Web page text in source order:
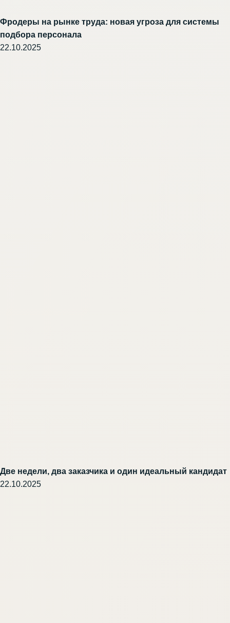
Фродеры на рынке труда: новая угроза для системы
подбора персонала
22.10.2025
Две недели, два заказчика и один идеальный кандидат
22.10.2025